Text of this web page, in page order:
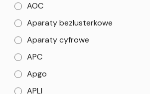
AOC
Aparaty bezlusterkowe
Aparaty cyfrowe
APC
Apgo
APLI